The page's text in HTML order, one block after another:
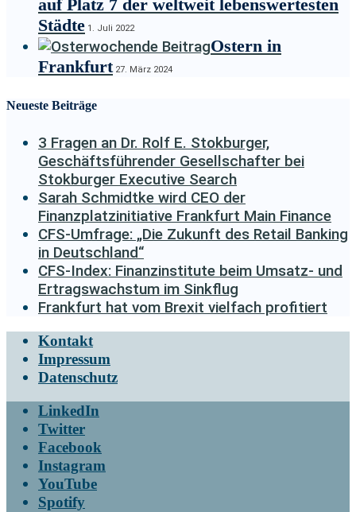
auf Platz 7 der weltweit lebenswertesten
Städte 1. Juli 2022
Ostern in
Frankfurt27. März 2024
Neueste Beiträge
3 Fragen an Dr. Rolf E. Stokburger,
Geschäftsführender Gesellschafter bei
Stokburger Executive Search
Sarah Schmidtke wird CEO der
Finanzplatzinitiative Frankfurt Main Finance
CFS-Umfrage: „Die Zukunft des Retail Banking
in Deutschland“
CFS-Index: Finanzinstitute beim Umsatz- und
Ertragswachstum im Sinkflug
Frankfurt hat vom Brexit vielfach profitiert
Kontakt
Impressum
Datenschutz
LinkedIn
Twitter
Facebook
Instagram
YouTube
Spotify